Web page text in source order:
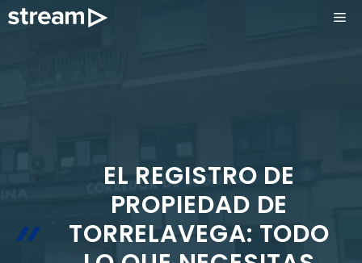
Saltar
EL REGISTRO DE
PROPIEDAD DE
TORRELAVEGA: TODO